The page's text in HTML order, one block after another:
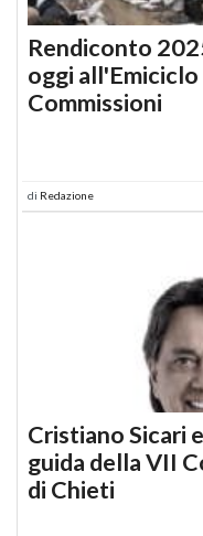
Rendiconto
oggi
Commissioni
di Redazione
Cristiano Sicari
guida della VII
di Chieti